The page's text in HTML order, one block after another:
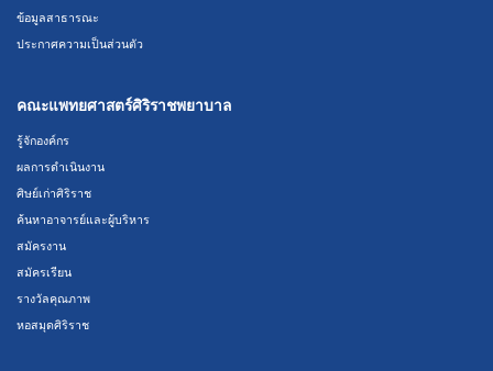
ข้อมูลสาธารณะ
ประกาศความเป็นส่วนตัว
คณะแพทยศาสตร์ศิริราชพยาบาล
รู้จักองค์กร
ผลการดำเนินงาน
ศิษย์เก่าศิริราช
ค้นหาอาจารย์และผู้บริหาร
สมัครงาน
สมัครเรียน
รางวัลคุณภาพ
หอสมุดศิริราช